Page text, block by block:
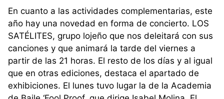
En cuanto a las actividades complementarias, este
año hay una novedad en forma de concierto. LOS
SATÉLITES, grupo lojeño que nos deleitará con sus
canciones y que animará la tarde del viernes a
partir de las 21 horas. El resto de los días y al igual
que en otras ediciones, destaca el apartado de
exhibiciones. El lunes tuvo lugar la de la Academia